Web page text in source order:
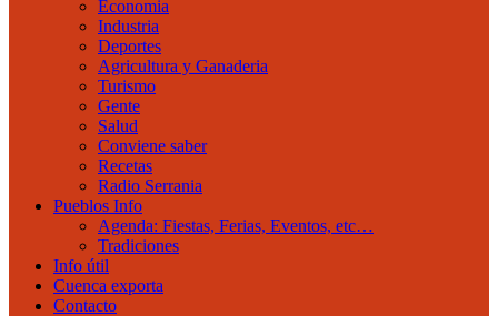
Economia
Industria
Deportes
Agricultura y Ganaderia
Turismo
Gente
Salud
Conviene saber
Recetas
Radio Serrania
Pueblos Info
Agenda: Fiestas, Ferias, Eventos, etc…
Tradiciones
Info útil
Cuenca exporta
Contacto